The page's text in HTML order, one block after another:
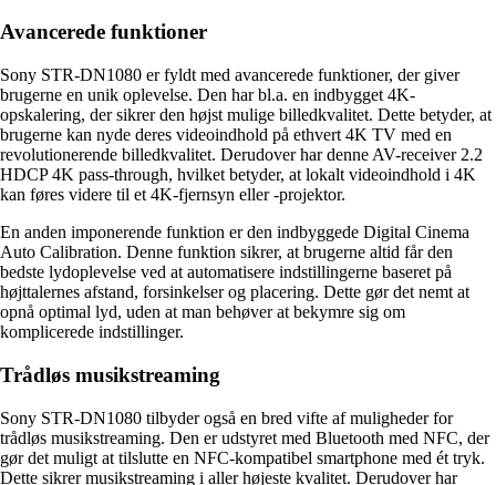
Avancerede funktioner
Sony STR-DN1080 er fyldt med avancerede funktioner, der giver
brugerne en unik oplevelse. Den har bl.a. en indbygget 4K-
opskalering, der sikrer den højst mulige billedkvalitet. Dette betyder, at
brugerne kan nyde deres videoindhold på ethvert 4K TV med en
revolutionerende billedkvalitet. Derudover har denne AV-receiver 2.2
HDCP 4K pass-through, hvilket betyder, at lokalt videoindhold i 4K
kan føres videre til et 4K-fjernsyn eller -projektor.
En anden imponerende funktion er den indbyggede Digital Cinema
Auto Calibration. Denne funktion sikrer, at brugerne altid får den
bedste lydoplevelse ved at automatisere indstillingerne baseret på
højttalernes afstand, forsinkelser og placering. Dette gør det nemt at
opnå optimal lyd, uden at man behøver at bekymre sig om
komplicerede indstillinger.
Trådløs musikstreaming
Sony STR-DN1080 tilbyder også en bred vifte af muligheder for
trådløs musikstreaming. Den er udstyret med Bluetooth med NFC, der
gør det muligt at tilslutte en NFC-kompatibel smartphone med ét tryk.
Dette sikrer musikstreaming i aller højeste kvalitet. Derudover har